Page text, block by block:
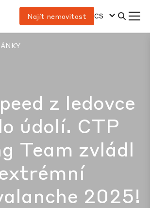
Najít nemovitost CS
z ledovce
údolí. CTP
Team zvládl
2025!